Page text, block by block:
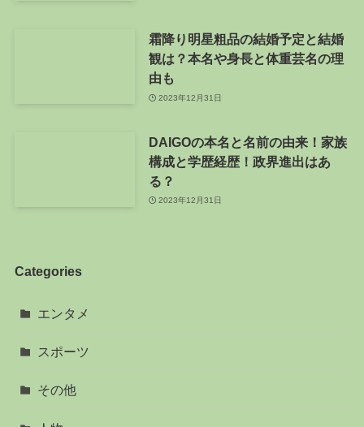
霜降り明星粗品の結婚予定と結婚
観は？本名や身長と体重芸名の理
由も
2023年12月31日
DAIGOの本名と名前の由来！家族
構成と学歴経歴！政界進出はあ
る？
2023年12月31日
Categories
エンタメ
スポーツ
その他